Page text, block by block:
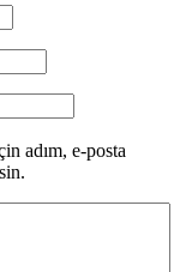
adım, e-posta